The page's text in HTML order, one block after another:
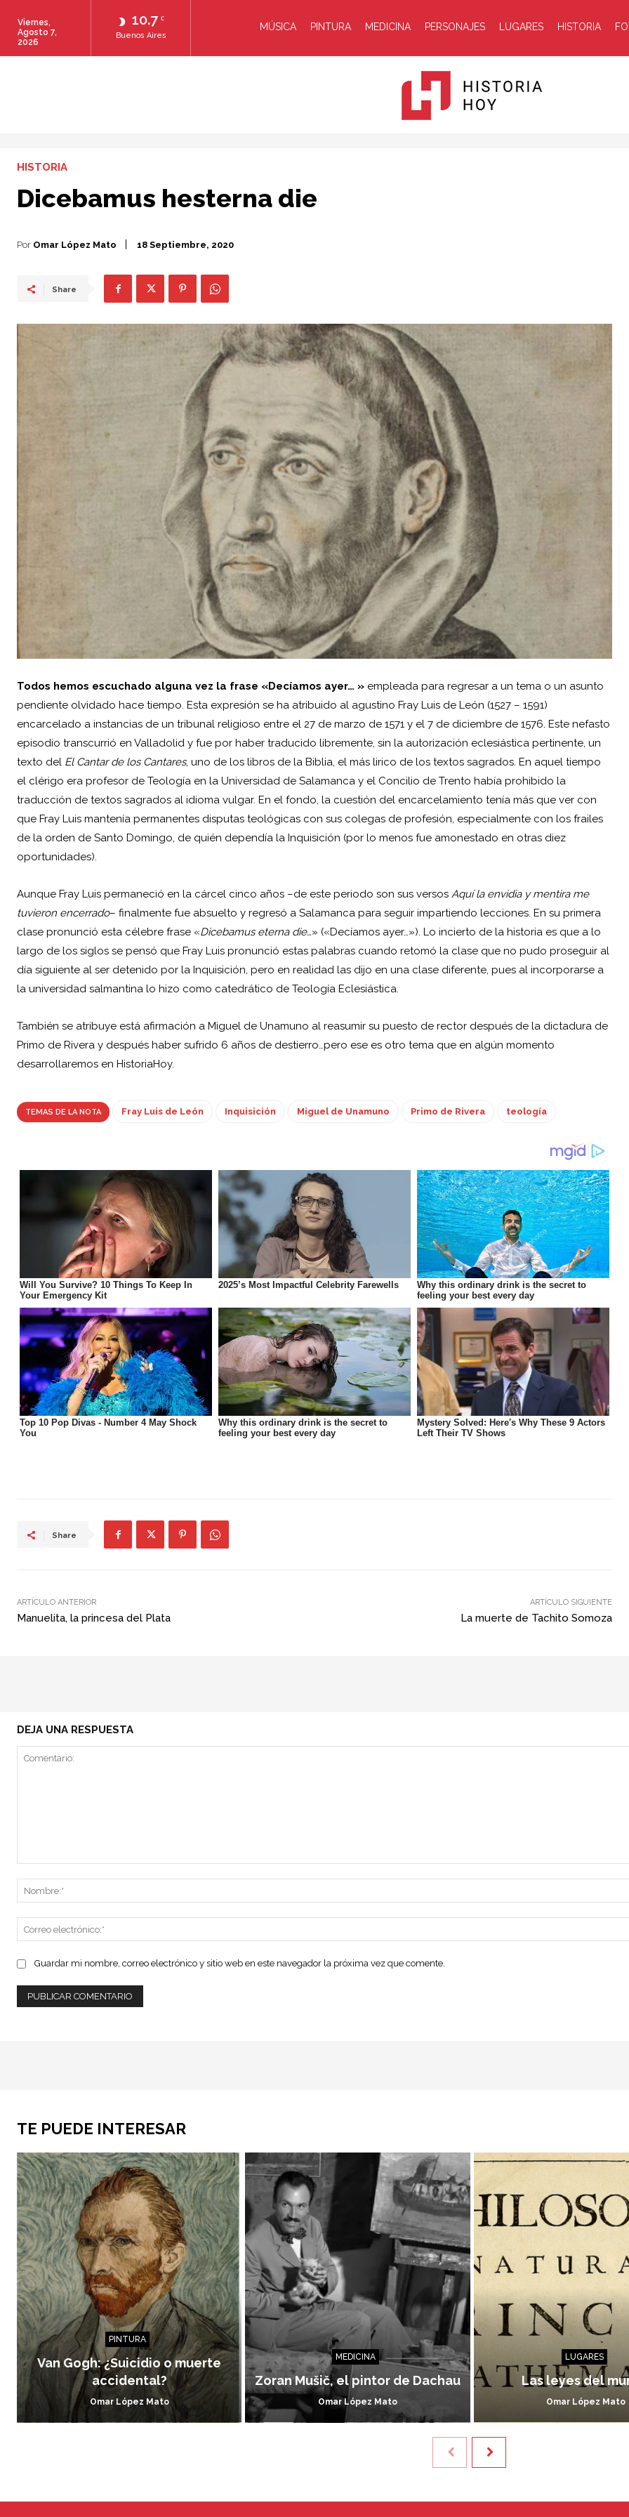
10.7 C
Buenos Aires
Viernes,
Agosto 7,
2026
MÚSICA PINTURA MEDICINA PERSONAJES LUGARES HISTORIA
HISTORIA
Dicebamus hesterna die
Por Omar López Mato 18 Septiembre, 2020
Share
Todos hemos escuchado alguna vez la frase «Decíamos ayer… » empleada para regresar a un tema o un asunto
pendiente olvidado hace tiempo. Esta expresión se ha atribuido al agustino Fray Luis de León (1527 – 1591)
encarcelado a instancias de un tribunal religioso entre el 27 de marzo de 1571 y el 7 de diciembre de 1576. Este nefasto
episodio transcurrió en Valladolid y fue por haber traducido libremente, sin la autorización eclesiástica pertinente, un
texto del El Cantar de los Cantares, uno de los libros de la Biblia, el más lirico de los textos sagrados. En aquel tiempo
el clérigo era profesor de Teología en la Universidad de Salamanca y el Concilio de Trento había prohibido la
traducción de textos sagrados al idioma vulgar. En el fondo, la cuestión del encarcelamiento tenía más que ver con
que Fray Luis mantenía permanentes disputas teológicas con sus colegas de profesión, especialmente con los frailes
de la orden de Santo Domingo, de quién dependía la Inquisición (por lo menos fue amonestado en otras diez
oportunidades).
Aunque Fray Luis permaneció en la cárcel cinco años –de este periodo son sus versos Aquí la envidia y mentira me
tuvieron encerrado– finalmente fue absuelto y regresó a Salamanca para seguir impartiendo lecciones. En su primera
clase pronunció esta célebre frase «Dicebamus eterna die…» («Decíamos ayer…»). Lo incierto de la historia es que a lo
largo de los siglos se pensó que Fray Luis pronunció estas palabras cuando retomó la clase que no pudo proseguir al
día siguiente al ser detenido por la Inquisición, pero en realidad las dijo en una clase diferente, pues al incorporarse a
la universidad salmantina lo hizo como catedrático de Teología Eclesiástica.
También se atribuye está afirmación a Miguel de Unamuno al reasumir su puesto de rector después de la dictadura de
Primo de Rivera y después haber sufrido 6 años de destierro…pero ese es otro tema que en algún momento
desarrollaremos en HistoriaHoy.
TEMAS DE LA NOTA Fray Luis de León Inquisición Miguel de Unamuno Primo de Rivera teología
Share
ARTÍCULO ANTERIOR
Manuelita, la princesa del Plata
ARTÍCULO SIGUIENTE
La muerte de Tachito Somoza
DEJA UNA RESPUESTA
Guardar mi nombre, correo electrónico y sitio web en este navegador la próxima vez que comente.
TE PUEDE INTERESAR
PINTURA
Van Gogh: ¿Suicidio o muerte
accidental?
Omar López Mato
MEDICINA
Zoran Mušič, el pintor de Dachau
Omar López Mato
LUGARES
Las leyes del
Omar López Mato